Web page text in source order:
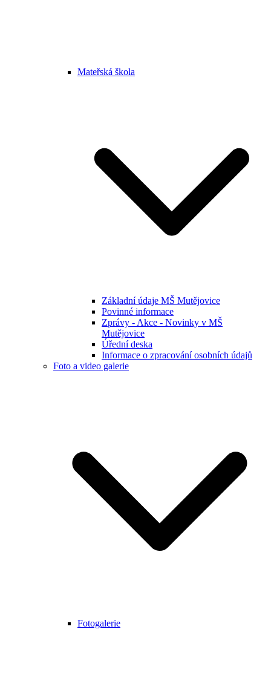
Mateřská škola
Základní údaje MŠ Mutějovice
Povinné informace
Zprávy - Akce - Novinky v MŠ
Mutějovice
Úřední deska
Informace o zpracování osobních údajů
Foto a video galerie
Fotogalerie